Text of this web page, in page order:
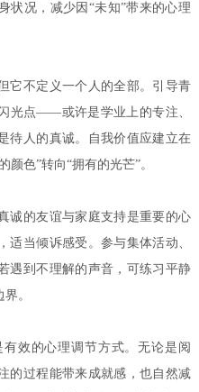
状况，减少因“未知”带来的心理
不定义一个人的全部。引导青
光点——或许是学业上的专注、
待人的真诚。自我价值应建立在
色”转向“拥有的光芒”。
的友谊与家庭支持是重要的心
适当倾诉感受。参与集体活动、
遇到不理解的声音，可练习平静
。
效的心理调节方式。无论是阅
的过程能带来成就感，也自然减